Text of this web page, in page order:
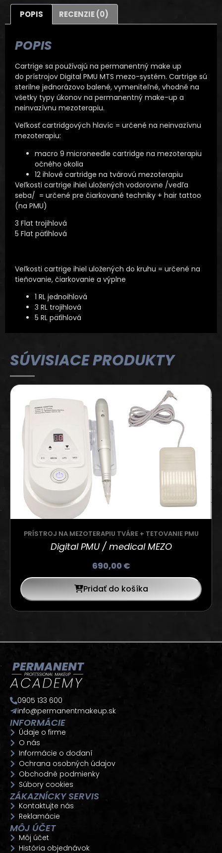
POPIS RECENZIE (0)
POPIS
Cartrige sa používajú na permanentný make up
do prístrojov Digital PMU MTS mezo-systém. Cartrige sú
sterilne jednorázovo balené, vymeniteľné, vhodné na
všetky typy úkonov na permanentný make-up a
neinvazívnu mezoterapiu.
Veľkosť cartridgových hlavíc = určené na neinvazívnu
mezoterapiu:
macro 9 microneedle cartridge na mezoterapiu
očného okolia
12 ihlové cartridge na tvárovú mezoterapiu
Veľkosti cartrige ihiel uložených vodorovne /vedľa
seba/ = určené pre čiarkované techniky + hair tattoo
(na PMU)
3 Flat trojihlová
5 Flat päťihlová
Veľkosti cartrige ihiel uložených do kruhu = určené na
tieňovanie, čiarkovanie a výplne
1 RL jednoihlová
3 RL trojihlová
5 RL päťihlová
SÚVISIACE PRODUKTY
PRÍSTROJ NA MEZOTERAPIU TVÁRE + TETOVANIE PMU
Digital PMU / medical MEZO
690,00€
Pridať do košíka
0905 133 600
info@permanentmakeup.sk
INFORMÁCIE
Údaje o firme
O nás
Informácie o dodaní
Ochrana osobných údajov
Obchodné podmienky
Súbory cookies
ZÁKAZNÍCKY SERVIS
Kontaktujte nás
Reklamácie
MÔJ ÚČET
Môj účet
História objednávok